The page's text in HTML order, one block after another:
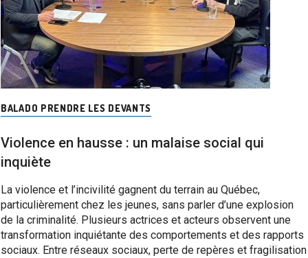
BALADO PRENDRE LES DEVANTS
Violence en hausse : un malaise social qui
inquiète
La violence et l’incivilité gagnent du terrain au Québec,
particulièrement chez les jeunes, sans parler d’une explosion
de la criminalité. Plusieurs actrices et acteurs observent une
transformation inquiétante des comportements et des rapports
sociaux. Entre réseaux sociaux, perte de repères et fragilisation